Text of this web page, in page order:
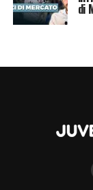
LA di